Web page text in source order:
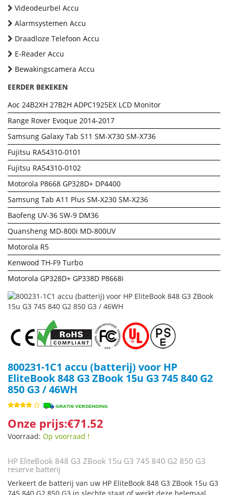
Videodeurbel Accu
Alarmsystemen Accu
Draadloze Telefoon Accu
E-Reader Accu
Bewakingscamera Accu
EERDER BEKEKEN
Aoc 24B2XH 27B2H ADPC1925EX LCD Monitor
Range Rover Evoque 2014-2017
Samsung Galaxy Tab S11 SM-X730 SM-X736
Fujitsu RA54310-0101
Fujitsu RA54310-0102
Motorola P8668 GP328D+ DP4400
Samsung Tab A11 Plus SM-X230 SM-X236
Baofeng UV-36 SW-9 DM36
Quansheng MD-800i MD-800UV
Motorola R5
Kenwood TH-F9 Turbo
Motorola GP328D+ GP338D P8668i
800231-1C1 accu (batterij) voor HP
EliteBook 848 G3 ZBook 15u G3 745 840 G2
850 G3 / 46WH
Onze prijs:€71.52
Voorraad: Op voorraad !
HP EliteBook 848 G3 ZBook 15u G3 745 840 G2 850 G3
reserve batterij
Verkeert de batterij van uw HP EliteBook 848 G3 ZBook 15u G3